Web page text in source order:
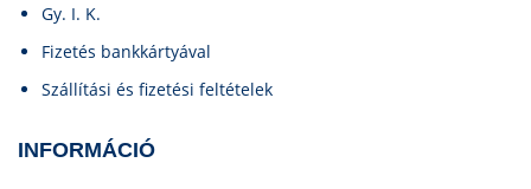
Gy. I. K.
Fizetés bankkártyával
Szállítási és fizetési feltételek
INFORMÁCIÓ